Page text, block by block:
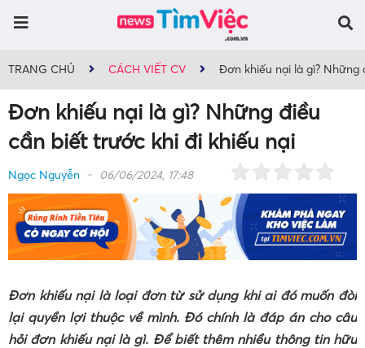
TRANG CHỦ CÁCH VIẾT CV Đơn khiếu nại là gì?
Đơn khiếu nại là gì? Những điều
cần biết trước khi đi khiếu nại
Ngọc Nguyễn 06/06/2024, 17:48
Đơn khiếu nại là loại đơn từ sử dụng khi ai đó muốn đòi
lại quyền lợi thuộc về mình. Đó chính là đáp án cho câu
hỏi đơn khiếu nại là gì. Để biết thêm nhiều thông tin hữu